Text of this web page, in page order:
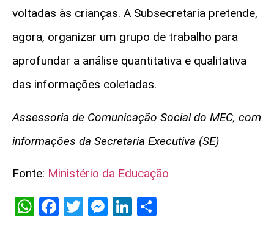
voltadas às crianças. A Subsecretaria pretende,
agora, organizar um grupo de trabalho para
aprofundar a análise quantitativa e qualitativa
das informações coletadas.
Assessoria de Comunicação Social do MEC, com
informações da Secretaria Executiva (SE)
Fonte: Ministério da Educação
WhatsApp
Facebook
Twitter
Messenger
LinkedIn